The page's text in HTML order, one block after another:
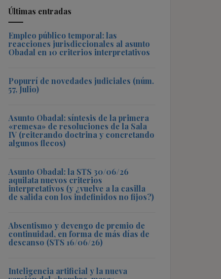
Últimas entradas
Empleo público temporal: las
reacciones jurisdiccionales al asunto
Obadal en 10 criterios interpretativos
Popurrí de novedades judiciales (núm.
57, Julio)
Asunto Obadal: síntesis de la primera
«remesa» de resoluciones de la Sala
IV (reiterando doctrina y concretando
algunos flecos)
Asunto Obadal: la STS 30/06/26
aquilata nuevos criterios
interpretativos (y ¿vuelve a la casilla
de salida con los indefinidos no fijos?)
Absentismo y devengo de premio de
continuidad, en forma de más días de
descanso (STS 16/06/26)
Inteligencia artificial y la nueva